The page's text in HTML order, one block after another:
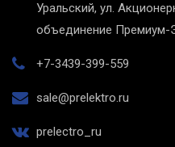
Уральский, ул.
объединение Премиум-
+7-3439-399-559
sale@prelektro.ru
prelectro_ru